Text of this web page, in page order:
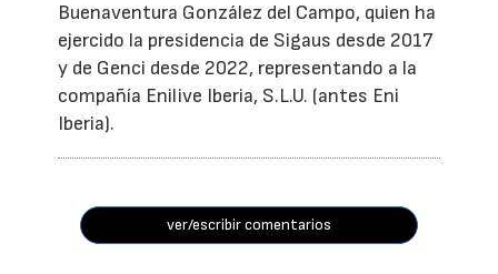
Buenaventura González del Campo, quien ha
ejercido la presidencia de Sigaus desde 2017
y de Genci desde 2022, representando a la
compañía Enilive Iberia, S.L.U. (antes Eni
Iberia).
ver/escribir comentarios